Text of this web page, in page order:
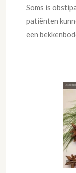
Soms is
patiënten
een